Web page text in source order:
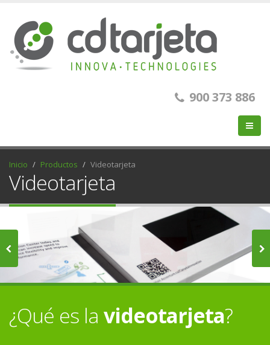
900 373 886
Inicio Productos Videotarjeta
Videotarjeta
¿Qué es la videotarjeta?